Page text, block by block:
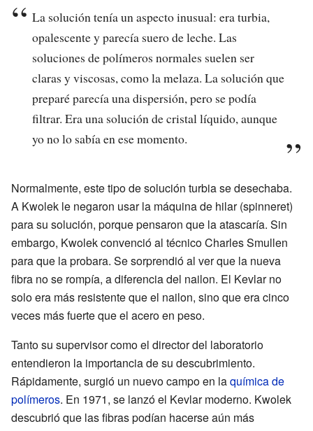
La solución tenía un aspecto inusual: era turbia,
opalescente y parecía suero de leche. Las
soluciones de polímeros normales suelen ser
claras y viscosas, como la melaza. La solución que
preparé parecía una dispersión, pero se podía
filtrar. Era una solución de cristal líquido, aunque
yo no lo sabía en ese momento.
Normalmente, este tipo de solución turbia se desechaba.
A Kwolek le negaron usar la máquina de hilar (spinneret)
para su solución, porque pensaron que la atascaría. Sin
embargo, Kwolek convenció al técnico Charles Smullen
para que la probara. Se sorprendió al ver que la nueva
fibra no se rompía, a diferencia del nailon. El Kevlar no
solo era más resistente que el nailon, sino que era cinco
veces más fuerte que el acero en peso.
Tanto su supervisor como el director del laboratorio
entendieron la importancia de su descubrimiento.
Rápidamente, surgió un nuevo campo en laquímica de
polímeros. En 1971, se lanzó el Kevlar moderno. Kwolek
descubrió que las fibras podían hacerse aún más